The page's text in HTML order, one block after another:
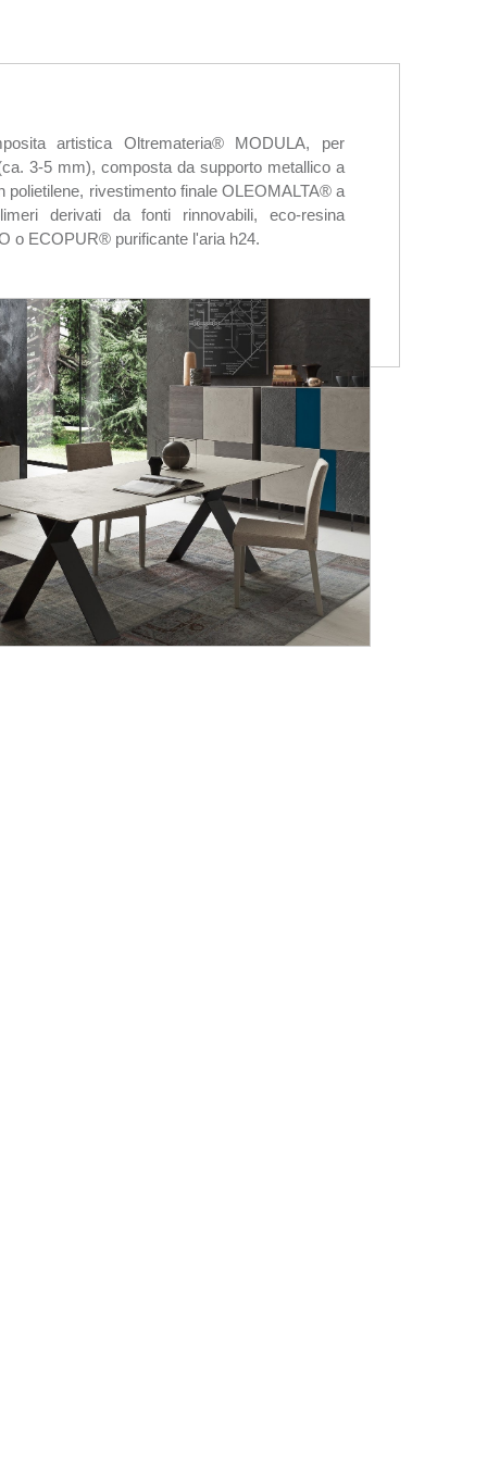
artistica Oltremateria® MODULA, per
3-5 mm), composta da supporto metallico a
polietilene, rivestimento finale OLEOMALTA® a
derivati da fonti rinnovabili, eco-resina
o ECOPUR® purificante l'aria h24.